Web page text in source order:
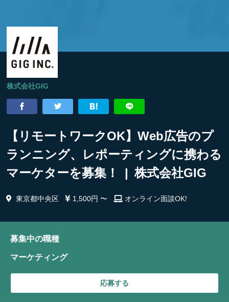
株式会社GIG
【リモートワークOK】Web広告のプ
ランニング、レポーティングに携わる
マーケターを募集！ | 株式会社GIG
東京都中央区 1,500円 〜 オンライン面談OK!
募集中の職種
マーケティング
応募する